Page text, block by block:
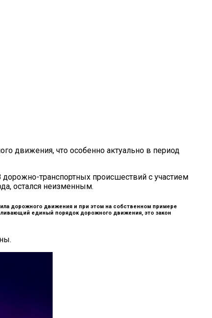
движения, что особенно актуально в период
транспортных происшествий с участием
остался неизменным.
дорожного движения и при этом на собственном примере
единый порядок дорожного движения, это закон